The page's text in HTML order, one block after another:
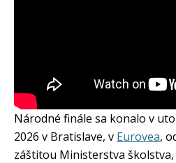
Národné finále sa konalo v
2026 v Bratislave, v Eurovea,
záštitou Ministerstva školstva,